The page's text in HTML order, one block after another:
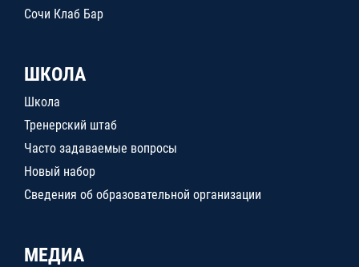
Сочи Клаб Бар
ШКОЛА
Школа
Тренерский штаб
Часто задаваемые вопросы
Новый набор
Сведения об образовательной организации
МЕДИА